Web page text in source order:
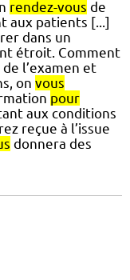
rendez-vous de
aux patients [...]
dans un
étroit. Comment
l’examen et
on vous
pour
aux conditions
reçue à l’issue
donnera des